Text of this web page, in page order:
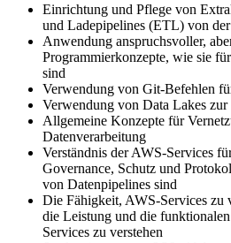
Einrichtung und Pflege von
und Ladepipelines (ETL) von
Anwendung anspruchsvoller,
Programmierkonzepte, wie sie
sind
Verwendung von Git-Befehlen
Verwendung von Data Lakes
Allgemeine Konzepte für
Datenverarbeitung
Verständnis der AWS-Services
Governance, Schutz und
von Datenpipelines sind
Die Fähigkeit, AWS-Services zu
die Leistung und die
Services zu verstehen